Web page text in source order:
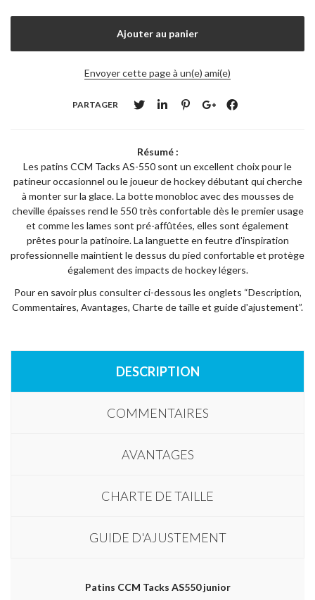
Envoyer cette page à un(e) ami(e)
PARTAGER
Résumé :
Les patins CCM Tacks AS-550 sont un excellent choix pour le
patineur occasionnel ou le joueur de hockey débutant qui cherche
à monter sur la glace. La botte monobloc avec des mousses de
cheville épaisses rend le 550 très confortable dès le premier usage
et comme les lames sont pré-affûtées, elles sont également
prêtes pour la patinoire. La languette en feutre d'inspiration
professionnelle maintient le dessus du pied confortable et protège
également des impacts de hockey légers.
Pour en savoir plus consulter ci-dessous les onglets “Description,
Commentaires, Avantages, Charte de taille et guide d'ajustement”.
DESCRIPTION
COMMENTAIRES
AVANTAGES
CHARTE DE TAILLE
GUIDE D'AJUSTEMENT
Patins CCM Tacks AS550 junior